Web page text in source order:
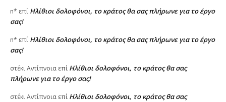
n* επί Ηλίθιοι δολοφόνοι, το κράτος θα σας πλήρωνε για το έργο
σας!
n* επί Ηλίθιοι δολοφόνοι, το κράτος θα σας πλήρωνε για το έργο
σας!
στέκι Αντίπνοια επί Ηλίθιοι δολοφόνοι, το κράτος θα σας
πλήρωνε για το έργο σας!
στέκι Αντίπνοια επί Ηλίθιοι δολοφόνοι, το κράτος θα σας